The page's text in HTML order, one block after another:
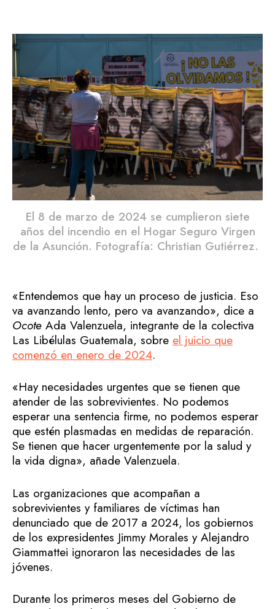
El 8 de marzo de 2024 se cumplieron siete
años del incendio en el Hogar Seguro Virgen
de la Asunción. Fotografía: Christian Gutiérrez.
«Entendemos que hay un proceso de justicia. Eso
va avanzando lento, pero va avanzando», dice a
Ocote Ada Valenzuela, integrante de la colectiva
Las Libélulas Guatemala, sobre el juicio que
comenzó en enero de 2024.
«Hay necesidades urgentes que se tienen que
atender de las sobrevivientes. No podemos
esperar una sentencia firme, no podemos esperar
que estén plasmadas en medidas de reparación.
Se tienen que hacer urgentemente por la salud y
la vida digna», añade Valenzuela.
Las organizaciones que acompañan a
sobrevivientes y familiares de víctimas han
denunciado que de 2017 a 2024, los gobiernos
de los expresidentes Jimmy Morales y Alejandro
Giammattei ignoraron las necesidades de las
jóvenes.
Durante los primeros meses del Gobierno de